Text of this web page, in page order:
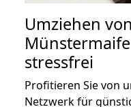
Umziehen von
stressfrei
Profitieren Sie von
Netzwerk für